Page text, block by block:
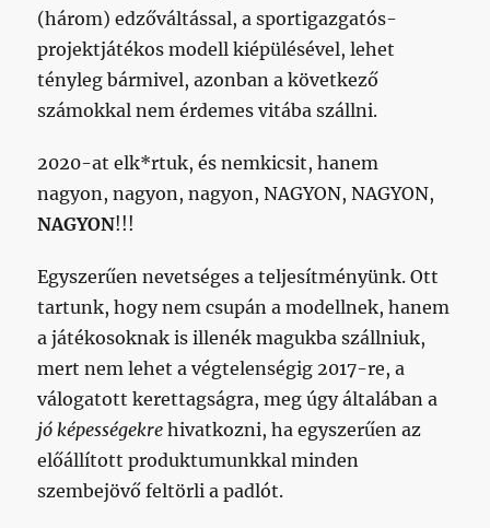
(három) edzőváltással, a sportigazgatós-
projektjátékos modell kiépülésével, lehet
tényleg bármivel, azonban a következő
számokkal nem érdemes vitába szállni.
2020-at elk*rtuk, és nemkicsit, hanem
nagyon, nagyon, nagyon, NAGYON, NAGYON,
NAGYON!!!
Egyszerűen nevetséges a teljesítményünk. Ott
tartunk, hogy nem csupán a modellnek, hanem
a játékosoknak is illenék magukba szállniuk,
mert nem lehet a végtelenségig 2017-re, a
válogatott kerettagságra, meg úgy általában a
jó képességekre hivatkozni, ha egyszerűen az
előállított produktumunkkal minden
szembejövő feltörli a padlót.